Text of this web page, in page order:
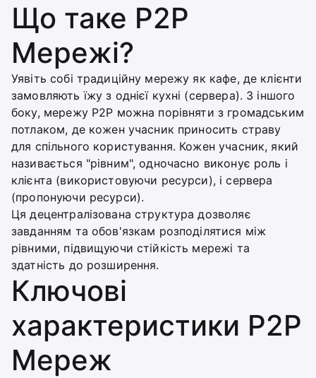
Що таке P2P
Мережі?
Уявіть собі традиційну мережу як кафе, де клієнти
замовляють їжу з однієї кухні (сервера). З іншого
боку, мережу P2P можна порівняти з громадським
потлаком, де кожен учасник приносить страву
для спільного користування. Кожен учасник, який
називається "рівним", одночасно виконує роль і
клієнта (використовуючи ресурси), і сервера
(пропонуючи ресурси).
Ця децентралізована структура дозволяє
завданням та обов'язкам розподілятися між
рівними, підвищуючи стійкість мережі та
здатність до розширення.
Ключові
характеристики P2P
Мереж